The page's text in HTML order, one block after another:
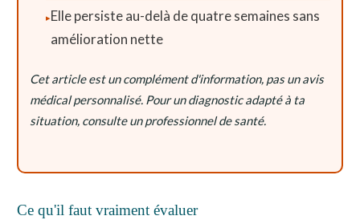
Elle persiste au-delà de quatre semaines sans
amélioration nette
Cet article est un complément d'information, pas un avis
médical personnalisé. Pour un diagnostic adapté à ta
situation, consulte un professionnel de santé.
Ce qu'il faut vraiment évaluer